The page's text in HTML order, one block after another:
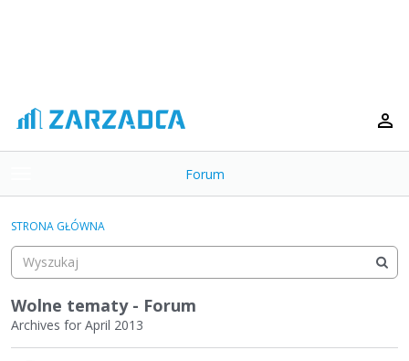
o
g
e
m
e
n
Forum
Kategorie
Dyskusje
Aktywność
STRONA GŁÓWNA
Wolne tematy - Forum
Archives for April 2013